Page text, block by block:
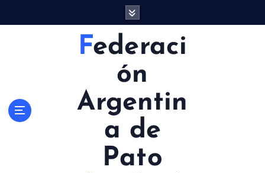
Federaci
ón
Argentin
a de
Pato